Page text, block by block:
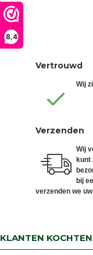
8,4
Vertrouwd
Wij
Verzenden
Wij
kunt
bij
verzenden we
KLANTEN